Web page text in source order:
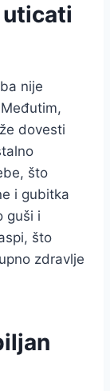
uticati
nije
dovesti
što
i gubitka
guši i
što
zdravlje